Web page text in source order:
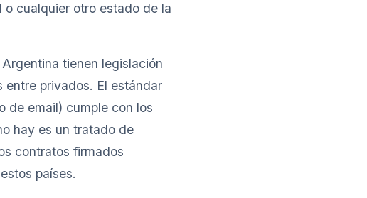
o cualquier otro estado de la
tienen legislación
privados. El estándar
de email) cumple con los
hay es un tratado de
contratos firmados
países.